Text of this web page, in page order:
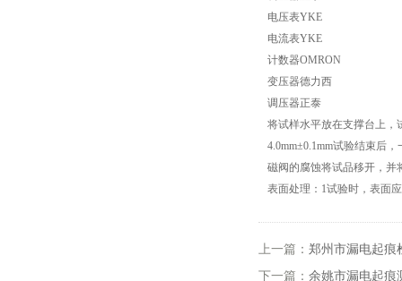
电压表YKE
电流表YKE
计数器OMRON
变压器德力西
调压器正泰
将试样水平放在支撑台上，
4.0mm±0.1mm试验结束后
磁阀的腐蚀将试品移开，并
表面处理：1试验时，表面
上一篇： 郑州市漏电起痕
下一篇： 余姚市漏电起痕